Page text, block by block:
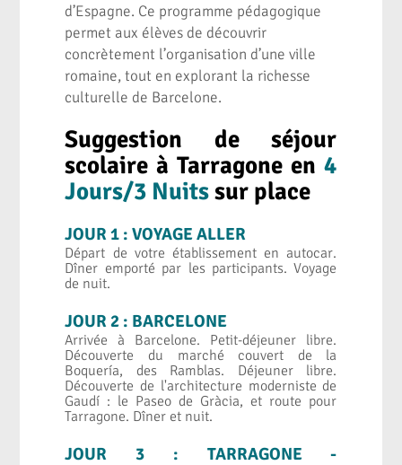
d’Espagne. Ce programme pédagogique
permet aux élèves de découvrir
concrètement l’organisation d’une ville
romaine, tout en explorant la richesse
culturelle de Barcelone.
Suggestion de séjour
scolaire à Tarragone en4
Jours/3 Nuitssur place
JOUR 1 : VOYAGE ALLER
Départ de votre établissement en autocar.
Dîner emporté par les participants. Voyage
de nuit.
JOUR 2 : BARCELONE
Arrivée à Barcelone. Petit-déjeuner libre.
Découverte du marché couvert de la
Boquería, des Ramblas. Déjeuner libre.
Découverte de l'architecture moderniste de
Gaudí : le Paseo de Gràcia, et route pour
Tarragone. Dîner et nuit.
JOUR 3 : TARRAGONE -